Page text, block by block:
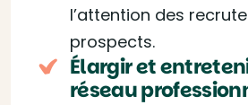
l’attention des
prospects.
Élargir et
réseau